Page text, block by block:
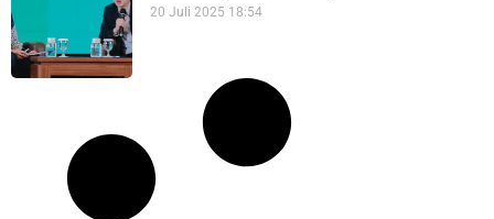
20 Juli 2025 18:54